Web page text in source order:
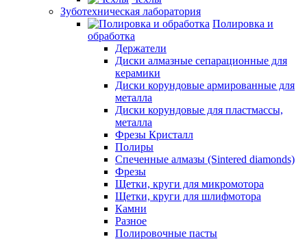
Зуботехническая лаборатория
Полировка и
обработка
Держатели
Диски алмазные сепарационные для
керамики
Диски корундовые армированные для
металла
Диски корундовые для пластмассы,
металла
Фрезы Кристалл
Полиры
Спеченные алмазы (Sintered diamonds)
Фрезы
Щетки, круги для микромотора
Щетки, круги для шлифмотора
Камни
Разное
Полировочные пасты